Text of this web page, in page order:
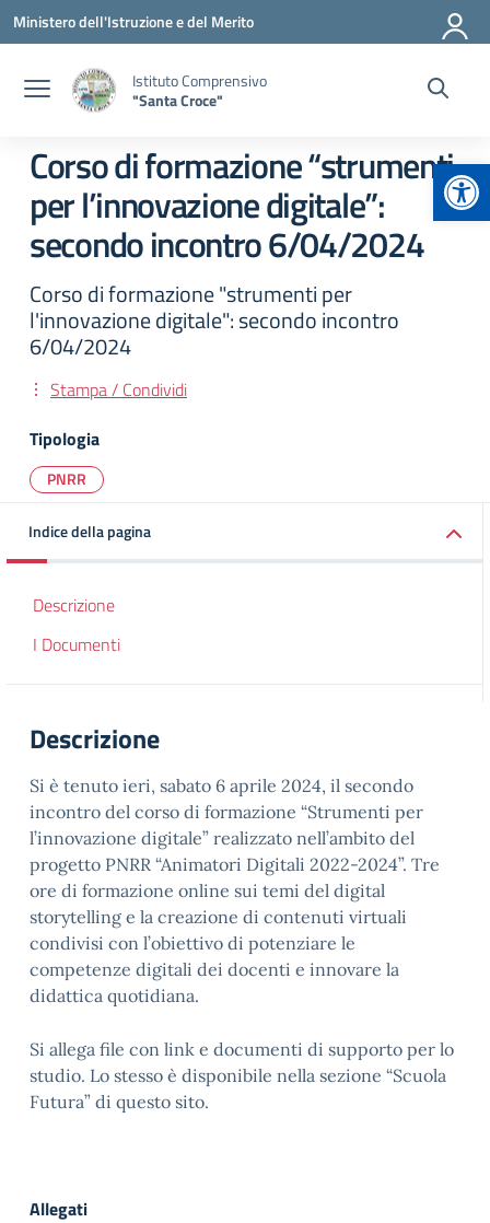
Vai ai contenuti
Vai al menu di navigazione
Vai al footer
Ministero dell'Istruzione e del Merito
Istituto Comprensivo
"Santa Croce"
Corso di formazione “strumenti
per l’innovazione digitale”:
secondo incontro 6/04/2024
Corso di formazione "strumenti per
l'innovazione digitale": secondo incontro
6/04/2024
Stampa / Condividi
Tipologia
PNRR
Indice della pagina
Descrizione
I Documenti
Descrizione
Si è tenuto ieri, sabato 6 aprile 2024, il secondo
incontro del corso di formazione “Strumenti per
l’innovazione digitale” realizzato nell’ambito del
progetto PNRR “Animatori Digitali 2022-2024”. Tre
ore di formazione online sui temi del digital
storytelling e la creazione di contenuti virtuali
condivisi con l’obiettivo di potenziare le
competenze digitali dei docenti e innovare la
didattica quotidiana.
Si allega file con link e documenti di supporto per lo
studio. Lo stesso è disponibile nella sezione “Scuola
Futura” di questo sito.
Allegati